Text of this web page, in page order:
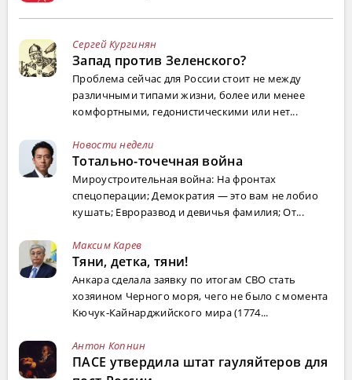
Сергей Кургинян
Запад против Зеленского?
Проблема сейчас для России стоит не между
различными типами жизни, более или менее
комфортными, гедонистическими или нет...
Новости недели
Тотально-точечная война
Мироустроительная война: На фронтах
спецоперации; Демократия — это вам не лобио
кушать; Евроразвод и девичья фамилия; От...
Максим Карев
Тяни, детка, тяни!
Анкара сделала заявку по итогам СВО стать
хозяином Черного моря, чего не было с момента
Кючук-Кайнарджийского мира (1774...
Антон Копнин
ПАСЕ утвердила штат гауляйтеров для